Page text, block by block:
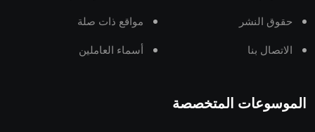
حقوق النشر مواقع ذات صلة
الاتصال بنا أسماء العاملين
الموسوعات المتخصصة